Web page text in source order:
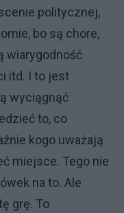
politycznej,
bo są chore,
wiarygodność
itd. I to jest
wyciągnąć
to, co
kogo uważają
miejsce. Tego nie
na to. Ale
grę. To